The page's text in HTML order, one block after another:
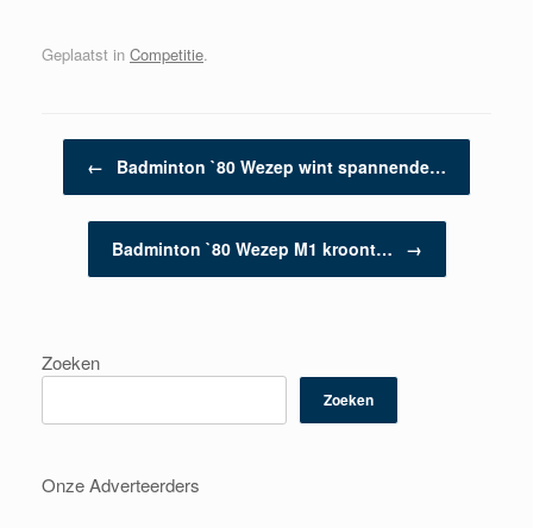
Geplaatst in Competitie.
Berichtnavigatie
← Badminton `80 Wezep wint spannende…
Badminton `80 Wezep M1 kroont… →
Zoeken
Zoeken
Onze Adverteerders